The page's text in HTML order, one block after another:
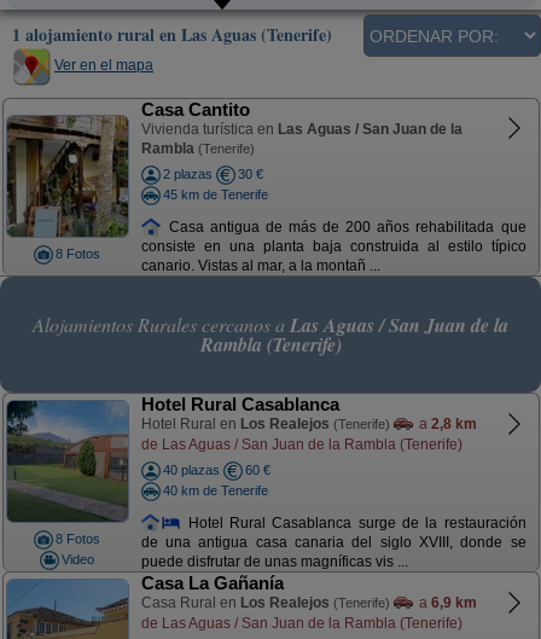
1 alojamiento rural en Las Aguas (Tenerife)
Ver en el mapa
8 Fotos
Casa Cantito
Vivienda turística en Las Aguas / San Juan de la
Rambla (Tenerife)
2 plazas
30 €
45 km de Tenerife
Casa antigua de más de 200 años rehabilitada que
consiste en una planta baja construida al estilo típico
canario. Vistas al mar, a la montañ ...
Alojamientos Rurales cercanos a Las Aguas / San Juan de la
Rambla (Tenerife)
8 Fotos
Video
Hotel Rural Casablanca
Hotel Rural en Los Realejos (Tenerife) a 2,8 km
de Las Aguas / San Juan de la Rambla (Tenerife)
40 plazas
60 €
40 km de Tenerife
Hotel Rural Casablanca surge de la restauración
de una antigua casa canaria del siglo XVIII, donde se
puede disfrutar de unas magníficas vis ...
Casa La Gañanía
Casa Rural en Los Realejos (Tenerife) a 6,9 km
de Las Aguas / San Juan de la Rambla (Tenerife)